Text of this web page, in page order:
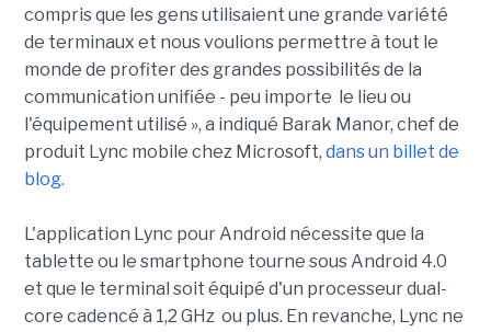
compris que les gens utilisaient une grande variété
de terminaux et nous voulions permettre à tout le
monde de profiter des grandes possibilités de la
communication unifiée - peu importe le lieu ou
l'équipement utilisé », a indiqué Barak Manor, chef de
produit Lync mobile chez Microsoft, dans un billet de
blog.
L'application Lync pour Android nécessite que la
tablette ou le smartphone tourne sous Android 4.0
et que le terminal soit équipé d'un processeur dual-
core cadencé à 1,2 GHz ou plus. En revanche, Lync ne